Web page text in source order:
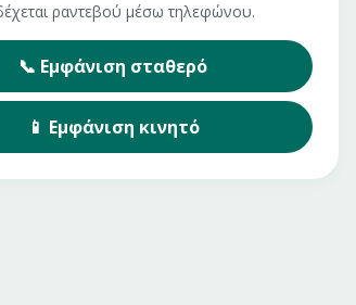
ραντεβού μέσω τηλεφώνου.
📞 Εμφάνιση σταθερό
📱 Εμφάνιση κινητό